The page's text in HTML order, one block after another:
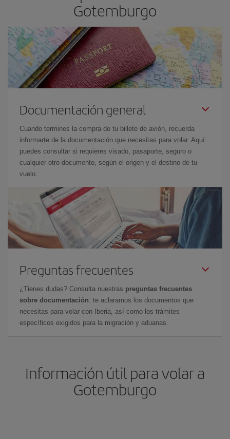
Gotemburgo
Documentación general
Cuando termines la compra de tu billete de avión, recuerda
informarte de la documentación que necesitas para volar. Aquí
puedes consultar si requieres visado, pasaporte, seguro o
cualquier otro documento, según el origen y el destino de tu
vuelo.
Preguntas frecuentes
¿Tienes dudas? Consulta nuestras preguntas frecuentes
sobre documentación: te aclaramos los documentos que
necesitas para volar con Iberia, así como los trámites
específicos exigidos para la migración y aduanas.
Información útil para volar a
Gotemburgo